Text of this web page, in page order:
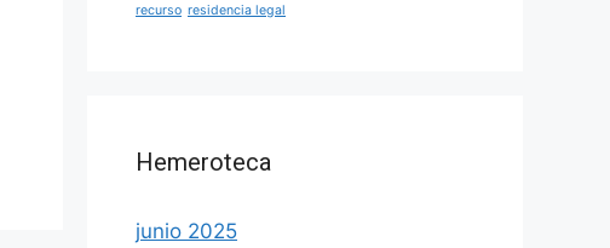
recurso residencia legal
Hemeroteca
junio 2025